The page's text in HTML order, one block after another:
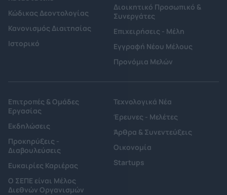
Κώδικας Δεοντολογίας
Κανονισμός Διαιτησίας
Ιστορικό
Διοικητικό Προσωπικό &
Συνεργάτες
Επιχειρήσεις - Μέλη
Εγγραφή Νέου Μέλους
Προνόμια Μελών
Επιτροπές & Ομάδες
Εργασίας
Εκδηλώσεις
Προκηρύξεις -
Διαβουλεύσεις
Ευκαιρίες Καριέρας
Ο ΣΕΠΕ είναι Μέλος
Διεθνών Οργανισμών
Τεχνολογικά Νέα
Έρευνες - Μελέτες
Άρθρα & Συνεντεύξεις
Οικονομία
Startups